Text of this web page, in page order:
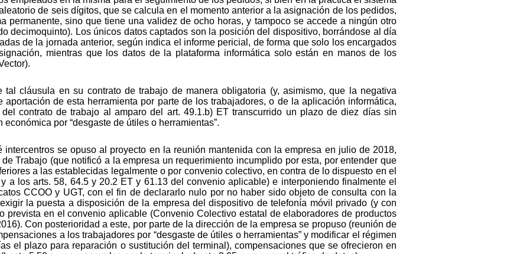
de seis dígitos, que se calcula en el momento anterior a la asignación de los pedidos,
permanente, sino que tiene una validez de ocho horas, y tampoco se accede a ningún otro
decimoquinto). Los únicos datos captados son la posición del dispositivo, borrándose al día
de la jornada anterior, según indica el informe pericial, de forma que solo los encargados
mientras que los datos de la plataforma informática solo están en manos de los
tal cláusula en su contrato de trabajo de manera obligatoria (y, asimismo, que la negativa
de esta herramienta por parte de los trabajadores, o de la aplicación informática,
contrato de trabajo al amparo del art. 49.1.b) ET transcurrido un plazo de diez días sin
por “desgaste de útiles o herramientas”.
intercentros se opuso al proyecto en la reunión mantenida con la empresa en julio de 2018,
Trabajo (que notificó a la empresa un requerimiento incumplido por esta, por entender que
a las establecidas legalmente o por convenio colectivo, en contra de lo dispuesto en el
a los arts. 58, 64.5 y 20.2 ET y 61.13 del convenio aplicable) e interponiendo finalmente el
CCOO y UGT, con el fin de declararlo nulo por no haber sido objeto de consulta con la
la puesta a disposición de la empresa del dispositivo de telefonía móvil privado (y con
prevista en el convenio aplicable (Convenio Colectivo estatal de elaboradores de productos
Con posterioridad a este, por parte de la dirección de la empresa se propuso (reunión de
a los trabajadores por “desgaste de útiles o herramientas” y modificar el régimen
el plazo para reparación o sustitución del terminal), compensaciones que se ofrecieron en